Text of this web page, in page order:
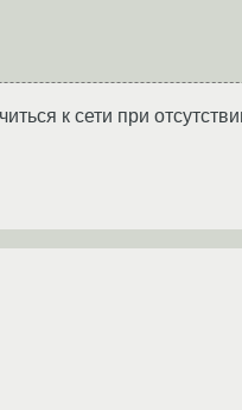
к сети при